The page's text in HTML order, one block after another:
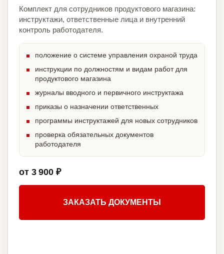
Комплект для сотрудников продуктового магазина:
инструктажи, ответственные лица и внутренний
контроль работодателя.
положение о системе управления охраной труда
инструкции по должностям и видам работ для
продуктового магазина
журналы вводного и первичного инструктажа
приказы о назначении ответственных
программы инструктажей для новых сотрудников
проверка обязательных документов
работодателя
от 3 900 ₽
ЗАКАЗАТЬ ДОКУМЕНТЫ